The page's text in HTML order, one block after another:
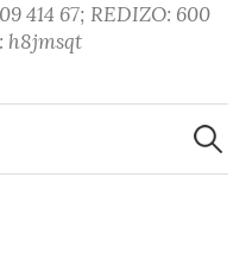
414 67; REDIZO: 600
h8jmsqt
V